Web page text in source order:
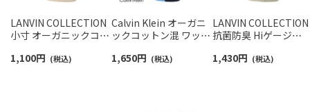
LANVIN COLLECTION
小寸 オーガニックコッ
リンクス 20cm ミドル
1,100円 (税込)
Calvin Klein オーガニ
ックコットン混 ワッフ
カジュアル ソックス メ
1,650円 (税込)
LANVIN COLLECTION
抗菌防臭 Hiゲージ
ミドル丈 カジュアル
1,430円 (税込)